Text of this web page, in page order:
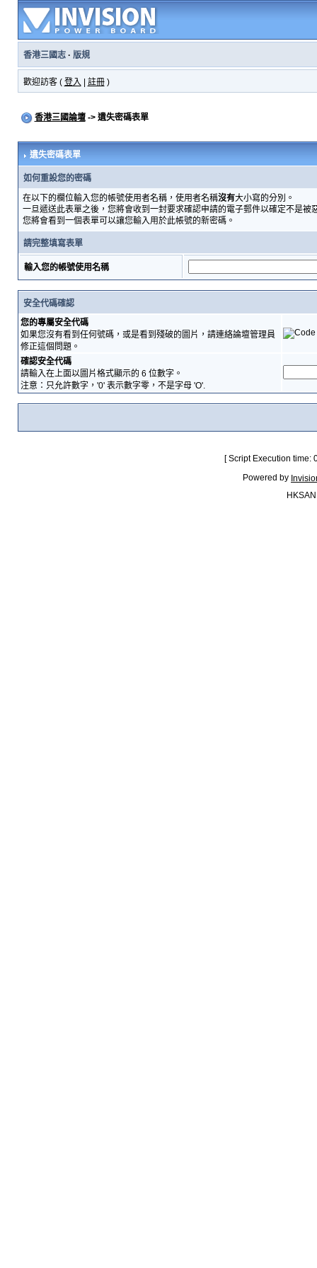
香港三國志· 版規
歡迎訪客 ( 登入 註冊)
香港三國論壇-> 遺失密碼表單
遺失密碼表單
如何重設您的密碼
在以下的欄位輸入您的帳號使用者名稱，使用者名稱沒有大小寫的分別。
一旦遞送此表單之後，您將會收到一封要求確認申請的電子郵件以確定不是
您將會看到一個表單可以讓您輸入用於此帳號的新密碼。
請完整填寫表單
輸入您的帳號使用名稱
安全代碼確認
您的專屬安全代碼
如果您沒有看到任何號碼，或是看到殘破的圖片，請連絡論壇管理員
修正這個問題。
確認安全代碼
請輸入在上面以圖片格式顯示的 6 位數字。
注意：只允許數字，'0' 表示數字零，不是字母 'O'.
[ Script Execution
Powered by